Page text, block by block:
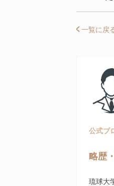
一覧に戻
公式ブ
略歴
琉球大